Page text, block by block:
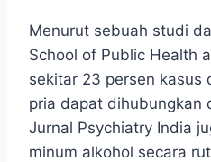
Menurut sebuah studi
School of Public Health
sekitar 23 persen kasus
pria dapat dihubungkan
Jurnal Psychiatry India
minum alkohol secara